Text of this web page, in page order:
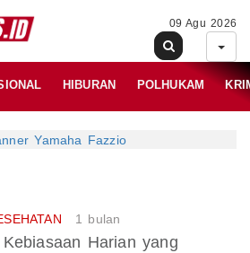
09 Agu 2026
HIBURAN POLHUKAM
1 bulan
Harian yang